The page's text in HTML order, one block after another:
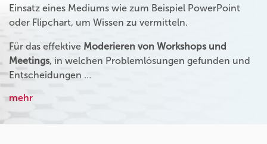
Einsatz eines Mediums wie zum Beispiel PowerPoint
oder Flipchart, um Wissen zu vermitteln.
Für das effektive Moderieren von Workshops und
Meetings, in welchen Problemlösungen gefunden und
Entscheidungen …
mehr